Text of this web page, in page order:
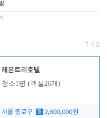
1 / 5
레몬트리호텔
청소1명 (객실26개)
서울 종로구 월 2,600,000원